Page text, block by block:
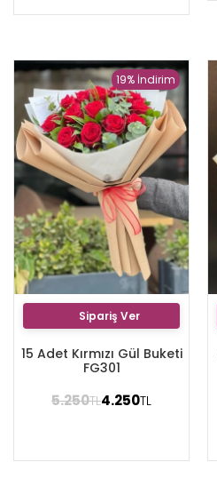
19% İndirim
Sipariş Ver
15 Adet Kırmızı Gül Buketi
FG301
5.250TL4.250TL